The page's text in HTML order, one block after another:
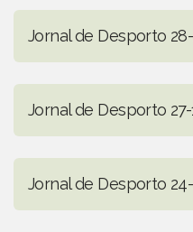
Jornal de Desporto 28-
Jornal de Desporto 27-
Jornal de Desporto 24-